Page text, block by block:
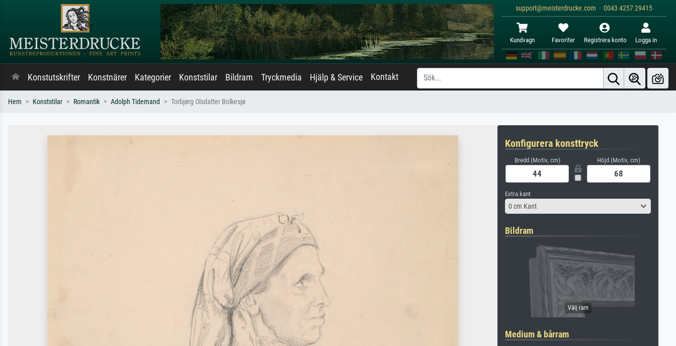
support@meisterdrucke.com · 0043 4257 29415
Kundvagn Favoriter Registrera konto Logga in
Konstutskrifter Konstnärer Kategorier Konststilar Bildram Tryckmedia Hjälp & Service Kontakt
Hem Konststilar Romantik Adolph Tidemand Torbjørg Olsdatter Bolkesjø
Konfigurera konsttryck
Bredd (Motiv, cm) Höjd (Motiv, cm)
Extra kant
0 cm Kant
Bildram
Medium & bårram